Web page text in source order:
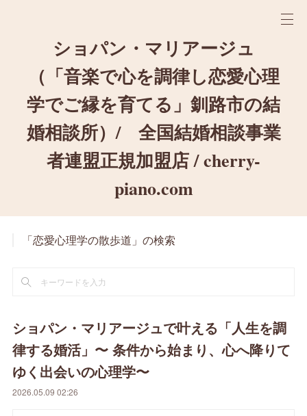
ショパン・マリアージュ
（「音楽で心を調律し恋愛心理
学でご縁を育てる」釧路市の結
婚相談所）/ 全国結婚相談事業
者連盟正規加盟店 / cherry-
piano.com
「恋愛心理学の散歩道」の検索
ショパン・マリアージュで叶える「人生を調
律する婚活」〜 条件から始まり、心へ降りて
ゆく出会いの心理学〜
2026.05.09 02:26